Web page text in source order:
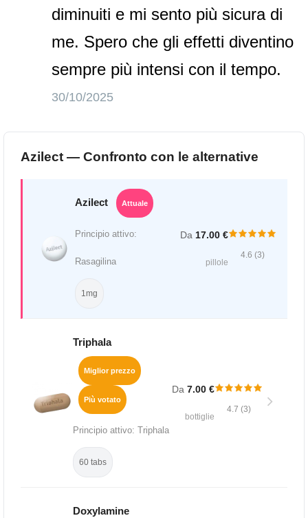
diminuiti e mi sento più sicura di
me. Spero che gli effetti diventino
sempre più intensi con il tempo.
30/10/2025
Azilect — Confronto con le alternative
Azilect Attuale
Principio attivo:
Rasagilina
1mg
Da 17.00 €
pillole
4.6 (3)
Triphala
Miglior prezzo
Più votato
Principio attivo: Triphala
60 tabs
Da 7.00 €
bottiglie
4.7 (3)
Doxylamine